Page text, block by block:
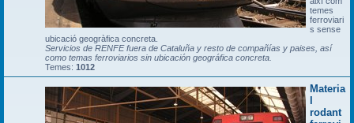
temes
ferroviari
s sense
ubicació geogràfica concreta.
Servicios de RENFE fuera de Cataluña y resto de compañías y paises, así
como temas ferroviarios sin ubicación geográfica concreta.
Temes: 1012
Materia
rodant